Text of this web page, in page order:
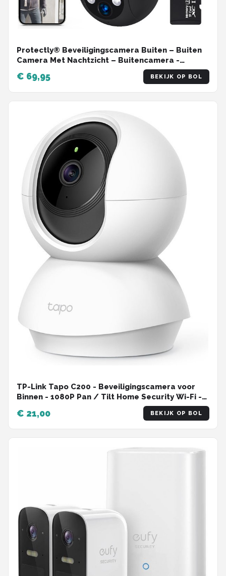
Protectly® Beveiligingscamera Buiten – Buiten
Camera Met Nachtzicht – Buitencamera -
Security camera - 3K HD 5MP - Met WiFi en APP -
Incl. 64GB SD - Zwart
€ 69,95 BEKIJK OP BOL
TP-Link Tapo C200 - Beveiligingscamera voor
Binnen - 1080P Pan / Tilt Home Security Wi-Fi -
€ 21,00 BEKIJK OP BOL